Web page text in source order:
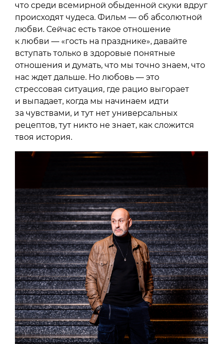
что среди всемирной обыденной скуки вдруг
происходят чудеса. Фильм — об абсолютной
любви. Сейчас есть такое отношение
к любви — «гость на празднике», давайте
вступать только в здоровые понятные
отношения и думать, что мы точно знаем, что
нас ждет дальше. Но любовь — это
стрессовая ситуация, где рацио выгорает
и выпадает, когда мы начинаем идти
за чувствами, и тут нет универсальных
рецептов, тут никто не знает, как сложится
твоя история.